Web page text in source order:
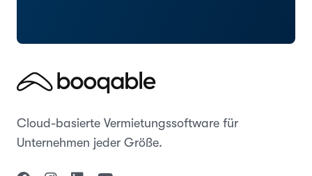
Cloud-basierte Vermietungssoftware für
Unternehmen jeder Größe.